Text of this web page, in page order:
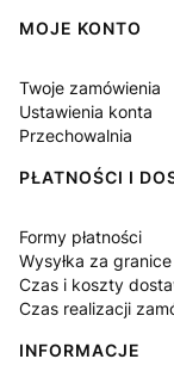
MOJE KONTO
Twoje zamówienia
Ustawienia konta
Przechowalnia
PŁATNOŚCI I
Formy płatności
Wysyłka za granice
Czas i koszty
Czas realizacji
INFORMACJE